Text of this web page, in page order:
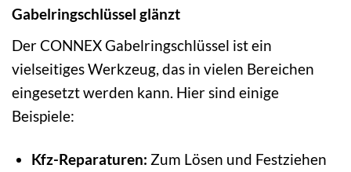
Gabelringschlüssel glänzt
Der CONNEX Gabelringschlüssel ist ein
vielseitiges Werkzeug, das in vielen Bereichen
eingesetzt werden kann. Hier sind einige
Beispiele:
Kfz-Reparaturen: Zum Lösen und Festziehen